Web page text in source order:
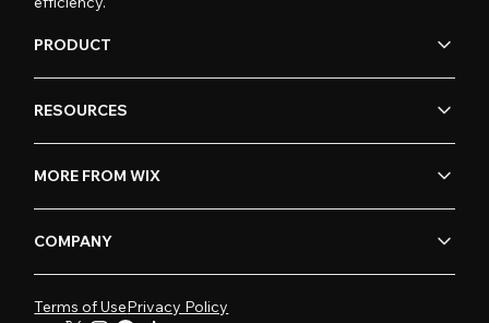
PRODUCT
RESOURCES
MORE FROM WIX
COMPANY
Terms of UsePrivacy Policy